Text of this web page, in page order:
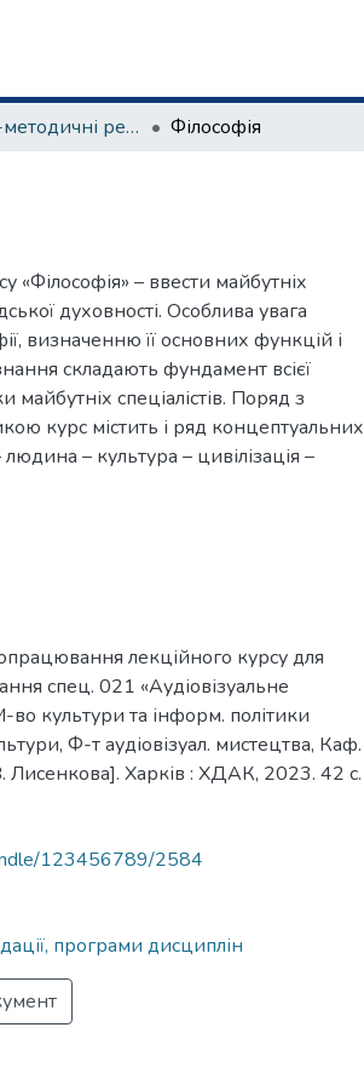
навчально-методичні рекомендації, програми дисциплін Філософія
«Філософія» – ввести майбутніх
духовності. Особлива увага
визначенню її основних функцій і
складають фундамент всієї
майбутніх спеціалістів. Поряд з
курс містить і ряд концептуальних
– культура – цивілізація –
лекційного курсу для
спец. 021 «Аудіовізуальне
культури та інформ. політики
Ф-т аудіовізуал. мистецтва, Каф.
Лисенкова]. Харків : ХДАК, 2023. 42 с.
123456789/2584
програми дисциплін